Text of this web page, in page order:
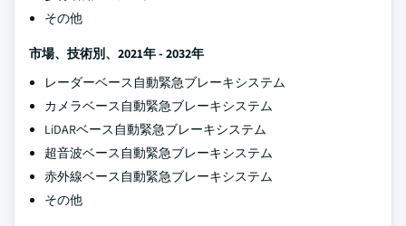
その他
市場、技術別、2021年 - 2032年
レーダーベース自動緊急ブレーキシステム
カメラベース自動緊急ブレーキシステム
LiDARベース自動緊急ブレーキシステム
超音波ベース自動緊急ブレーキシステム
赤外線ベース自動緊急ブレーキシステム
その他